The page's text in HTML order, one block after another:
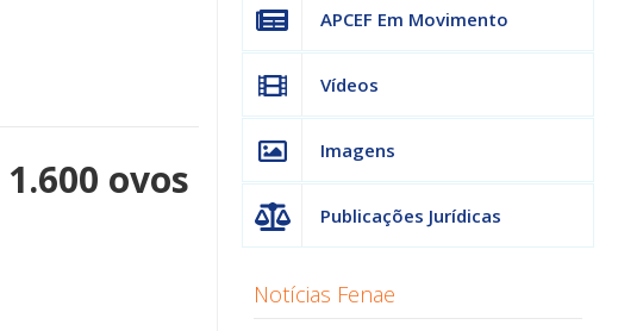
ovos
APCEF Em Movimento
Vídeos
Imagens
Publicações Jurídicas
Notícias Fenae